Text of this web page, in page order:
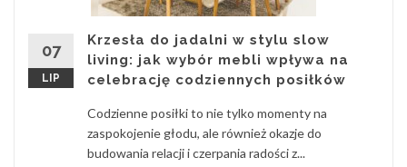
07
LIP
Krzesła do jadalni w stylu slow
living: jak wybór mebli wpływa na
celebrację codziennych posiłków
Codzienne posiłki to nie tylko momenty na
zaspokojenie głodu, ale również okazje do
budowania relacji i czerpania radości z...